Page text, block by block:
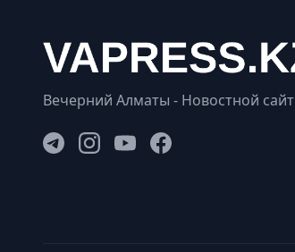
Вечерний Алматы - Новостной сайт